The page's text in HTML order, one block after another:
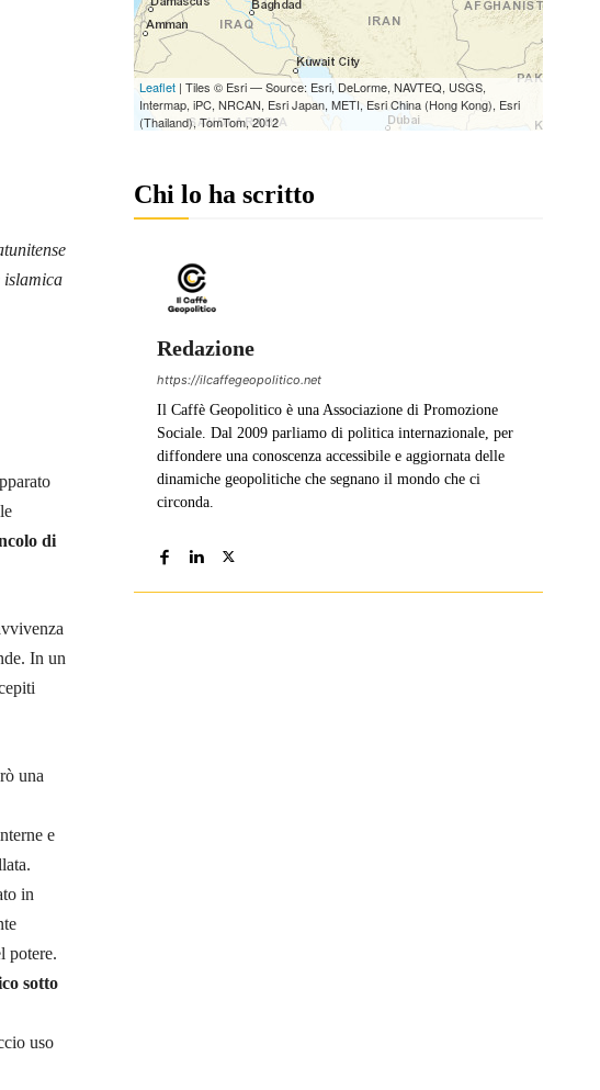
islamica
di
In un
una
e
in
potere.
sotto
uso
Chi lo ha scritto
Redazione
https://ilcaffegeopolitico.net
Il Caffè Geopolitico è una Associazione di Promozione
Sociale. Dal 2009 parliamo di politica internazionale, per
diffondere una conoscenza accessibile e aggiornata delle
dinamiche geopolitiche che segnano il mondo che ci
circonda.